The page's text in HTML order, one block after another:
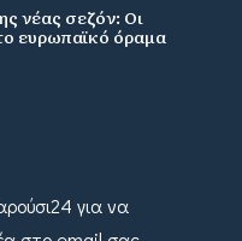
νέας σεζόν: Οι
ευρωπαϊκό όραμα
για να